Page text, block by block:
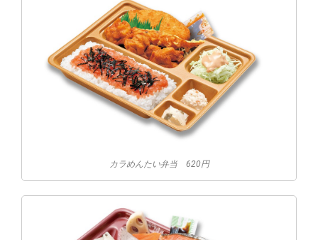
カラめんたい弁当 620円